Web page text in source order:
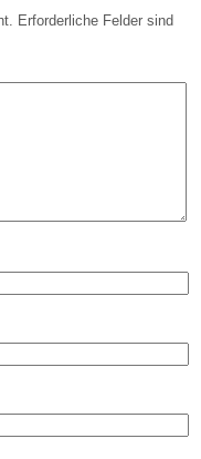
Erforderliche Felder sind